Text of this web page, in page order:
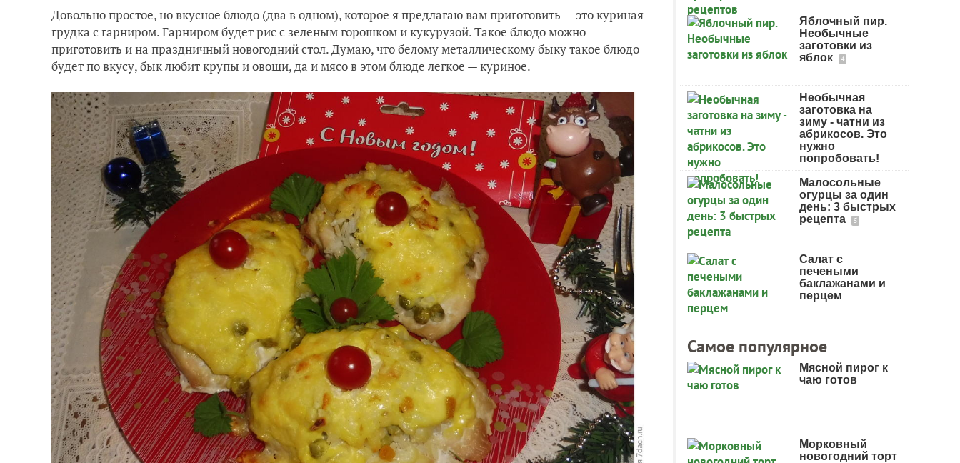
Довольно простое, но вкусное блюдо (два в одном), которое я предлагаю вам приготовить — это куриная
грудка с гарниром. Гарниром будет рис с зеленым горошком и кукурузой. Такое блюдо можно
приготовить и на праздничный новогодний стол. Думаю, что белому металлическому быку такое блюдо
будет по вкусу, бык любит крупы и овощи, да и мясо в этом блюде легкое — куриное.
Яблочный пир.
Необычные
заготовки из
яблок
4
Необычная
заготовка на
зиму - чатни из
абрикосов. Это
нужно
попробовать!
Малосольные
огурцы за один
день: 3 быстрых
рецепта
5
Салат с
печеными
баклажанами и
перцем
Самое популярное
Мясной пирог к
чаю готов
Морковный
новогодний торт